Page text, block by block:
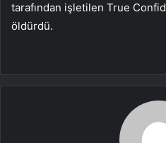
tarafından işletilen True
öldürdü.